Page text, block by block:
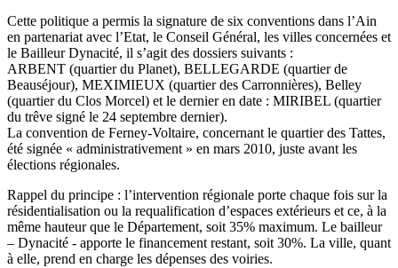
Cette politique a permis la signature de six conventions dans l’Ain
en partenariat avec l’Etat, le Conseil Général, les villes concernées et
le Bailleur Dynacité, il s’agit des dossiers suivants :
ARBENT (quartier du Planet), BELLEGARDE (quartier de
Beauséjour), MEXIMIEUX (quartier des Carronnières), Belley
(quartier du Clos Morcel) et le dernier en date : MIRIBEL (quartier
du trêve signé le 24 septembre dernier).
La convention de Ferney-Voltaire, concernant le quartier des Tattes,
été signée « administrativement » en mars 2010, juste avant les
élections régionales.
Rappel du principe : l’intervention régionale porte chaque fois sur la
résidentialisation ou la requalification d’espaces extérieurs et ce, à la
même hauteur que le Département, soit 35% maximum. Le bailleur
– Dynacité - apporte le financement restant, soit 30%. La ville, quant
à elle, prend en charge les dépenses des voiries.